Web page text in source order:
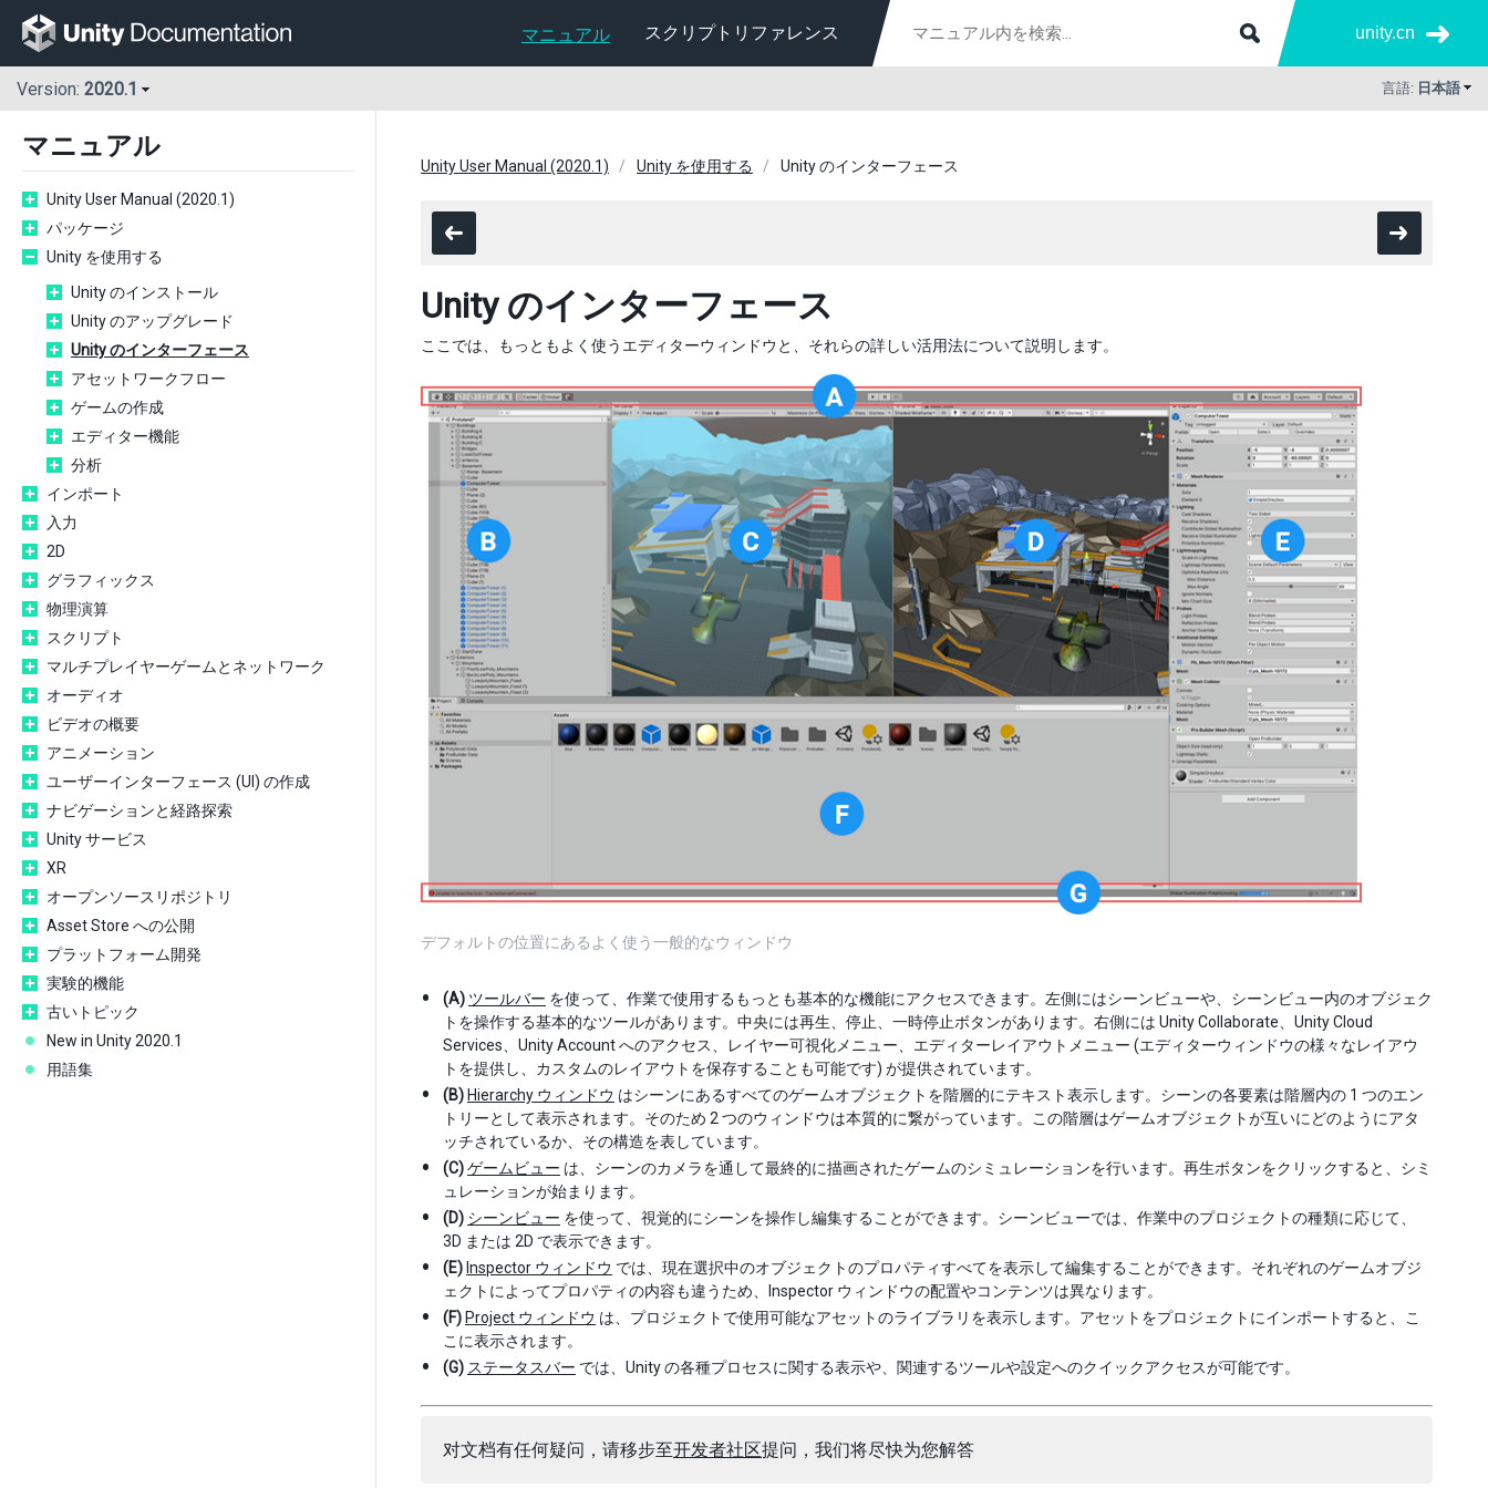
マニュアル スクリプトリファレンス unity.cn
Version: 2020.1 言語: 日本語
マニュアル
Unity User Manual (2020.1)
パッケージ
Unity を使用する
Unity のインストール
Unity のアップグレード
Unity のインターフェース
アセットワークフロー
ゲームの作成
エディター機能
分析
インポート
入力
2D
グラフィックス
物理演算
スクリプト
マルチプレイヤーゲームとネットワーク
オーディオ
ビデオの概要
アニメーション
ユーザーインターフェース (UI) の作成
ナビゲーションと経路探索
Unity サービス
XR
オープンソースリポジトリ
Asset Store への公開
プラットフォーム開発
実験的機能
古いトピック
New in Unity 2020.1
用語集
Unity User Manual (2020.1) Unity を使用する Unity のインターフェース
Unity のインターフェース
ここでは、もっともよく使うエディターウィンドウと、それらの詳しい活用法について説明します。
デフォルトの位置にあるよく使う一般的なウィンドウ
(A) ツールバー を使って、作業で使用するもっとも基本的な機能にアクセスできます。左側にはシーンビューや、シーンビュー内のオブジェク
トを操作する基本的なツールがあります。中央には再生、停止、一時停止ボタンがあります。右側には Unity Collaborate、Unity Cloud
Services、Unity Account へのアクセス、レイヤー可視化メニュー、エディターレイアウトメニュー (エディターウィンドウの様々なレイアウ
トを提供し、カスタムのレイアウトを保存することも可能です) が提供されています。
(B) Hierarchy ウィンドウ はシーンにあるすべてのゲームオブジェクトを階層的にテキスト表示します。シーンの各要素は階層内の 1 つのエン
トリーとして表示されます。そのため 2 つのウィンドウは本質的に繋がっています。この階層はゲームオブジェクトが互いにどのようにアタ
ッチされているか、その構造を表しています。
(C)ゲームビュー は、シーンのカメラを通して最終的に描画されたゲームのシミュレーションを行います。再生ボタンをクリックすると、シミ
ュレーションが始まります。
(D) シーンビュー を使って、視覚的にシーンを操作し編集することができます。シーンビューでは、作業中のプロジェクトの種類に応じて、
3D または 2D で表示できます。
(E) Inspector ウィンドウ では、現在選択中のオブジェクトのプロパティすべてを表示して編集することができます。それぞれのゲームオブジ
ェクトによってプロパティの内容も違うため、Inspector ウィンドウの配置やコンテンツは異なります。
(F) Project ウィンドウ は、プロジェクトで使用可能なアセットのライブラリを表示します。アセットをプロジェクトにインポートすると、こ
こに表示されます。
(G) ステータスバー では、Unity の各種プロセスに関する表示や、関連するツールや設定へのクイックアクセスが可能です。
对文档有任何疑问，请移步至开发者社区提问，我们将尽快为您解答